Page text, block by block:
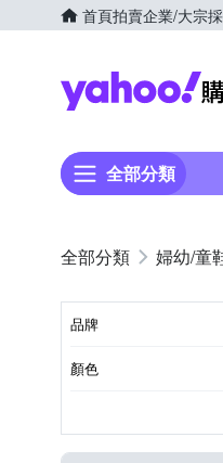
首頁拍賣企業/大宗
全部分類
婦幼/童
品牌
顏色